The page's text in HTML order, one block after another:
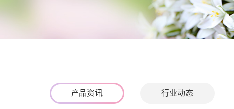
产品资讯 行业动态